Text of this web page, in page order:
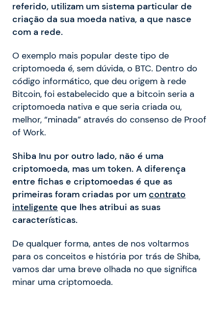
referido, utilizam um sistema particular de
criação da sua moeda nativa, a que nasce
com a rede.
O exemplo mais popular deste tipo de
criptomoeda é, sem dúvida, o BTC. Dentro do
código informático, que deu origem à rede
Bitcoin, foi estabelecido que a bitcoin seria a
criptomoeda nativa e que seria criada ou,
melhor, “minada” através do consenso de Proof
of Work.
Shiba Inu por outro lado, não é uma
criptomoeda, mas um token. A diferença
entre fichas e criptomoedas é que as
primeiras foram criadas por um contrato
inteligente que lhes atribui as suas
características.
De qualquer forma, antes de nos voltarmos
para os conceitos e história por trás de Shiba,
vamos dar uma breve olhada no que significa
minar uma criptomoeda.